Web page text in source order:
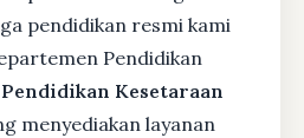
pendidikan resmi kami
Pendidikan
Kesetaraan
menyediakan layanan